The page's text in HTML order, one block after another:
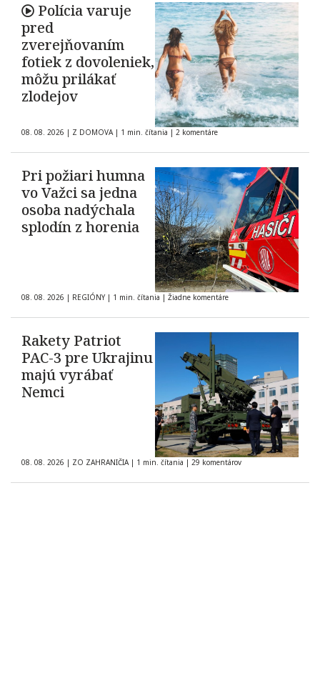
Polícia varuje
pred
zverejňovaním
fotiek z dovoleniek,
môžu prilákať
zlodejov
08. 08. 2026 | Z DOMOVA | 1 min. čítania | 2 komentáre
Pri požiari humna
vo Važci sa jedna
osoba nadýchala
splodín z horenia
08. 08. 2026 | REGIÓNY | 1 min. čítania | Žiadne komentáre
Rakety Patriot
PAC-3 pre Ukrajinu
majú vyrábať
Nemci
08. 08. 2026 | ZO ZAHRANIČIA | 1 min. čítania | 29 komentárov